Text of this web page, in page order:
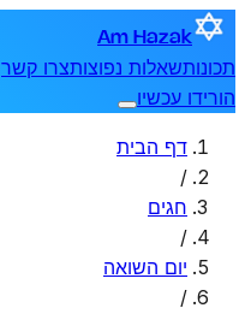
Am Hazak
תכונותשאלות נפוצותצרו קשר
הורידו עכשיו
דף הבית
/
חגים
/
יום השואה
/